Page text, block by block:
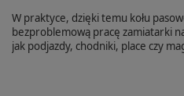
W praktyce, dzięki temu kołu
bezproblemową pracę zamiatarki
jak podjazdy, chodniki, place czy